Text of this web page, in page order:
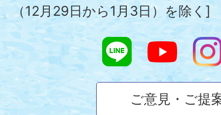
（12月29日から1月3日）を除く]
ご意見・ご提